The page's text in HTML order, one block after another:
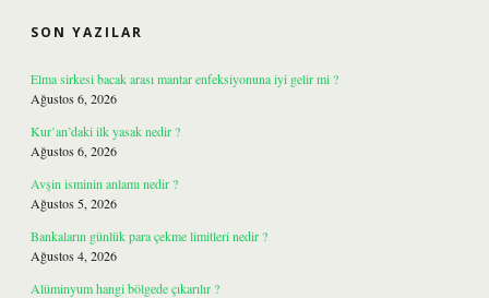
SON YAZILAR
Elma sirkesi bacak arası mantar enfeksiyonuna iyi gelir mi ?
Ağustos 6, 2026
Kur’an’daki ilk yasak nedir ?
Ağustos 6, 2026
Avşin isminin anlamı nedir ?
Ağustos 5, 2026
Bankaların günlük para çekme limitleri nedir ?
Ağustos 4, 2026
Alüminyum hangi bölgede çıkarılır ?